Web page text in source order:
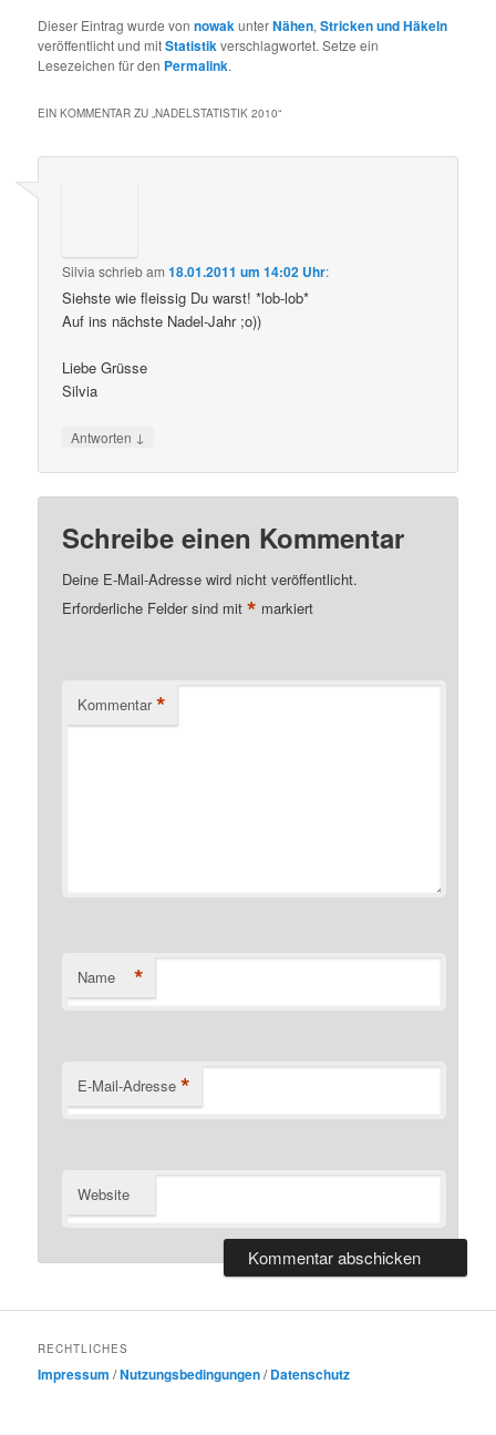
Dieser Eintrag wurde vonnowakunterNähen,Stricken und Häkeln
veröffentlicht und mitStatistikverschlagwortet. Setze ein
Lesezeichen für den Permalink.
EIN KOMMENTAR ZU „NADELSTATISTIK 2010“
Silvia schriebam18.01.2011 um 14:02 Uhr:
Siehste wie fleissig Du warst! *lob-lob*
Auf ins nächste Nadel-Jahr ;o))
Liebe Grüsse
Silvia
Antworten ↓
Schreibe einen Kommentar
Deine E-Mail-Adresse wird nicht veröffentlicht.
Erforderliche Felder sind mit* markiert
Kommentar *
Name *
E-Mail-Adresse *
Website
RECHTLICHES
Impressum /Nutzungsbedingungen/Datenschutz